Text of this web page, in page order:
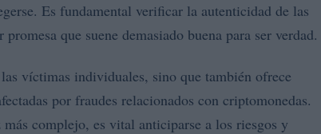
Es fundamental verificar la autenticidad de las
que suene demasiado buena para ser verdad.
víctimas individuales, sino que también ofrece
por fraudes relacionados con criptomonedas.
complejo, es vital anticiparse a los riesgos y